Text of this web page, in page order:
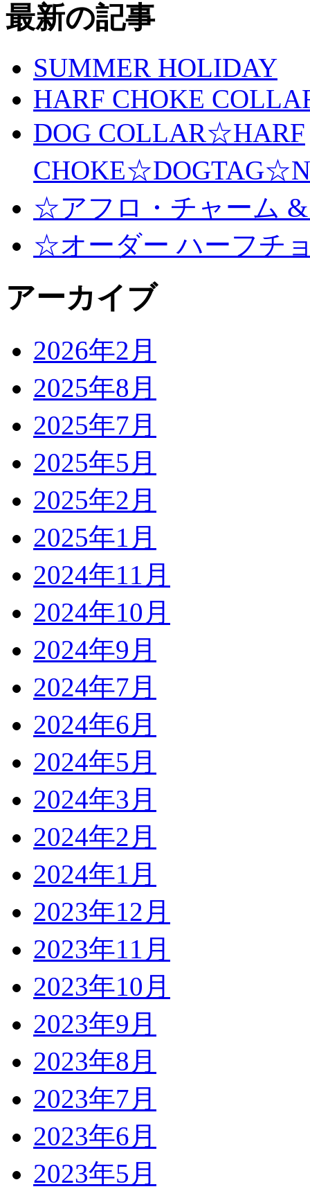
最新の記事
SUMMER HOLIDAY
HARF CHOKE
DOG COLLAR☆HARF
☆アフロ・チャーム
☆オーダー ハーフチ
アーカイブ
2026年2月
2025年8月
2025年7月
2025年5月
2025年2月
2025年1月
2024年11月
2024年10月
2024年9月
2024年7月
2024年6月
2024年5月
2024年3月
2024年2月
2024年1月
2023年12月
2023年11月
2023年10月
2023年9月
2023年8月
2023年7月
2023年6月
2023年5月